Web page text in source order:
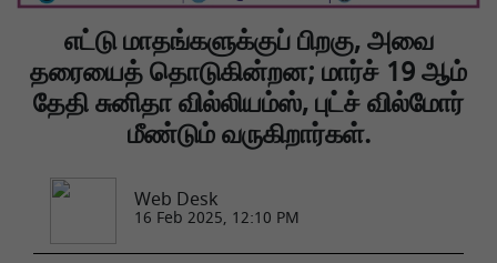
எட்டு மாதங்களுக்குப் பிறகு, அவை
தரையைத் தொடுகின்றன; மார்ச் 19 ஆம்
தேதி சுனிதா வில்லியம்ஸ், புட்ச் வில்மோர்
மீண்டும் வருகிறார்கள்.
Web Desk
16 Feb 2025, 12:10 PM